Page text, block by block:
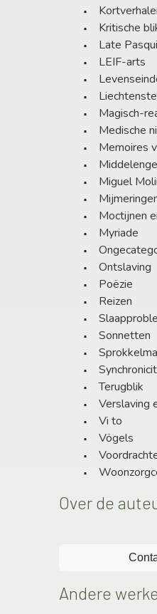
Kritische
Late
LEIF-arts
Magisch-
Medische
Memoires
Miguel
Moctijnen
Myriade
Ontslaving
Poëzie
Reizen
Sonnetten
Terugblik
Verslaving
Vi to
Vögels
Over de
Andere